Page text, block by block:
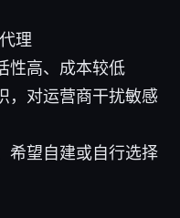
理
性高、成本较低
，对运营商干扰敏感
希望自建或自行选择